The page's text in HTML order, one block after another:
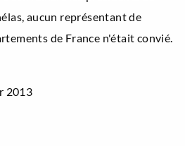
aucun représentant de
de France n'était convié.
2013